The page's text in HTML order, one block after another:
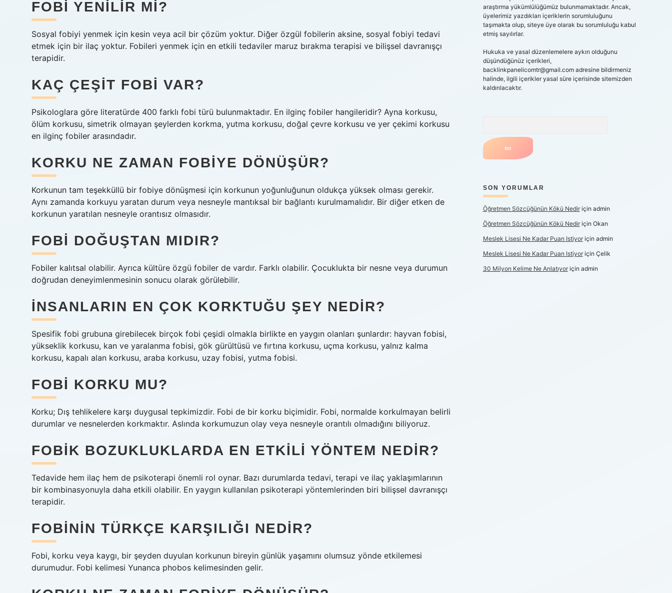
FOBI YENILIR MI?
Sosyal fobiyi yenmek için kesin veya acil bir çözüm yoktur. Diğer özgül fobilerin aksine, sosyal fobiyi tedavi
etmek için bir ilaç yoktur. Fobileri yenmek için en etkili tedaviler maruz bırakma terapisi ve bilişsel davranışçı
terapidir.
KAÇ ÇEŞIT FOBI VAR?
Psikologlara göre literatürde 400 farklı fobi türü bulunmaktadır. En ilginç fobiler hangileridir? Ayna korkusu,
ölüm korkusu, simetrik olmayan şeylerden korkma, yutma korkusu, doğal çevre korkusu ve yer çekimi korkusu
en ilginç fobiler arasındadır.
KORKU NE ZAMAN FOBIYE DÖNÜŞÜR?
Korkunun tam teşekküllü bir fobiye dönüşmesi için korkunun yoğunluğunun oldukça yüksek olması gerekir.
Aynı zamanda korkuyu yaratan durum veya nesneyle mantıksal bir bağlantı kurulmamalıdır. Bir diğer etken de
korkunun yaratılan nesneyle orantısız olmasıdır.
FOBI DOĞUŞTAN MIDIR?
Fobiler kalıtsal olabilir. Ayrıca kültüre özgü fobiler de vardır. Farklı olabilir. Çocuklukta bir nesne veya durumun
doğrudan deneyimlenmesinin sonucu olarak görülebilir.
İNSANLARIN EN ÇOK KORKTUĞU ŞEY NEDIR?
Spesifik fobi grubuna girebilecek birçok fobi çeşidi olmakla birlikte en yaygın olanları şunlardır: hayvan fobisi,
yükseklik korkusu, kan ve yaralanma fobisi, gök gürültüsü ve fırtına korkusu, uçma korkusu, yalnız kalma
korkusu, kapalı alan korkusu, araba korkusu, uzay fobisi, yutma fobisi.
FOBI KORKU MU?
Korku; Dış tehlikelere karşı duygusal tepkimizdir. Fobi de bir korku biçimidir. Fobi, normalde korkulmayan belirli
durumlar ve nesnelerden korkmaktır. Aslında korkumuzun olay veya nesneyle orantılı olmadığını biliyoruz.
FOBIK BOZUKLUKLARDA EN ETKILI YÖNTEM NEDIR?
Tedavide hem ilaç hem de psikoterapi önemli rol oynar. Bazı durumlarda tedavi, terapi ve ilaç yaklaşımlarının
bir kombinasyonuyla daha etkili olabilir. En yaygın kullanılan psikoterapi yöntemlerinden biri bilişsel davranışçı
terapidir.
FOBININ TÜRKÇE KARŞILIĞI NEDIR?
Fobi, korku veya kaygı, bir şeyden duyulan korkunun bireyin günlük yaşamını olumsuz yönde etkilemesi
durumudur. Fobi kelimesi Yunanca phobos kelimesinden gelir.
araştırma yükümlülüğümüz bulunmamaktadır. Ancak,
üyelerimiz yazdıkları içeriklerin sorumluluğunu
taşımakta olup, siteye üye olarak bu sorumluluğu kabul
etmiş sayılırlar.
Hukuka ve yasal düzenlemelere aykırı olduğunu
düşündüğünüz içerikleri,
backlinkpanelicomtr@gmail.comadresine bildirmeniz
halinde, ilgili içerikler yasal süre içerisinde sitemizden
kaldırılacaktır.
SON YORUMLAR
Öğretmen Sözcüğünün Kökü Nediriçin admin
Öğretmen Sözcüğünün Kökü Nediriçin Okan
Meslek Lisesi Ne Kadar Puan Istiyoriçin admin
Meslek Lisesi Ne Kadar Puan Istiyoriçin Çelik
30 Milyon Kelime Ne Anlatıyoriçin admin